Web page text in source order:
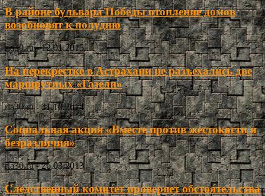
В районе бульвара Победы отопление домов
возобновят к полудню
ria30.ru - 12.01.2015
На перекрестке в Астрахани не разъехались две
маршрутных «Газели»
ria30.ru - 21.10.2014
Социальная акция «Вместе против жестокости и
безразличия»
ria30.ru - 26.03.2013
Следственный комитет проверяет обстоятельства